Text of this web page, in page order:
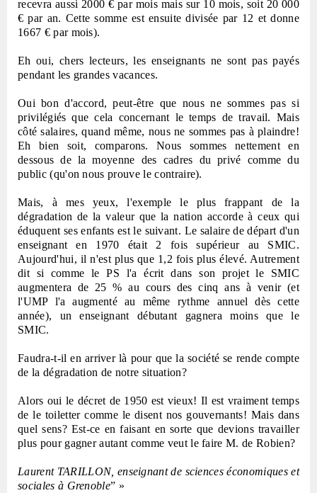
recevra aussi 2000 € par mois mais sur 10 mois, soit 20 000
€ par an. Cette somme est ensuite divisée par 12 et donne
1667 € par mois).
Eh oui, chers lecteurs, les enseignants ne sont pas payés
pendant les grandes vacances.
Oui bon d'accord, peut-être que nous ne sommes pas si
privilégiés que cela concernant le temps de travail. Mais
côté salaires, quand même, nous ne sommes pas à plaindre!
Eh bien soit, comparons. Nous sommes nettement en
dessous de la moyenne des cadres du privé comme du
public (qu'on nous prouve le contraire).
Mais, à mes yeux, l'exemple le plus frappant de la
dégradation de la valeur que la nation accorde à ceux qui
éduquent ses enfants est le suivant. Le salaire de départ d'un
enseignant en 1970 était 2 fois supérieur au SMIC.
Aujourd'hui, il n'est plus que 1,2 fois plus élevé. Autrement
dit si comme le PS l'a écrit dans son projet le SMIC
augmentera de 25 % au cours des cinq ans à venir (et
l'UMP l'a augmenté au même rythme annuel dès cette
année), un enseignant débutant gagnera moins que le
SMIC.
Faudra-t-il en arriver là pour que la société se rende compte
de la dégradation de notre situation?
Alors oui le décret de 1950 est vieux! Il est vraiment temps
de le toiletter comme le disent nos gouvernants! Mais dans
quel sens? Est-ce en faisant en sorte que devions travailler
plus pour gagner autant comme veut le faire M. de Robien?
Laurent TARILLON, enseignant de sciences économiques et
sociales à Grenoble” »